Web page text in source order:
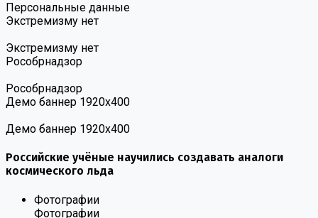
Персональные данные
Экстремизму нет
Экстремизму нет
Роcобрнадзор
Роcобрнадзор
Демо баннер 1920х400
Демо баннер 1920х400
Российские учёные научились создавать аналоги
космического льда
Фотографии
Фотографии